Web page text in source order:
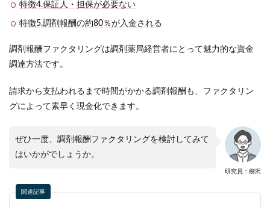
特徴4.保証人・担保が必要ない
特徴5.調剤報酬の約80％が入金される
調剤報酬ファクタリングは調剤薬局経営者にとって魅力的な資金
調達方法です。
請求から支払われるまで時間がかかる調剤報酬も、ファクタリン
グによって素早く現金化できます。
研究員：柳沢
ぜひ一度、調剤報酬ファクタリングを検討してみて
はいかがでしょうか。
関連記事